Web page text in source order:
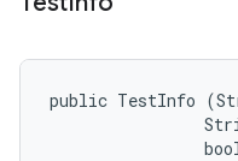
public TestInfo